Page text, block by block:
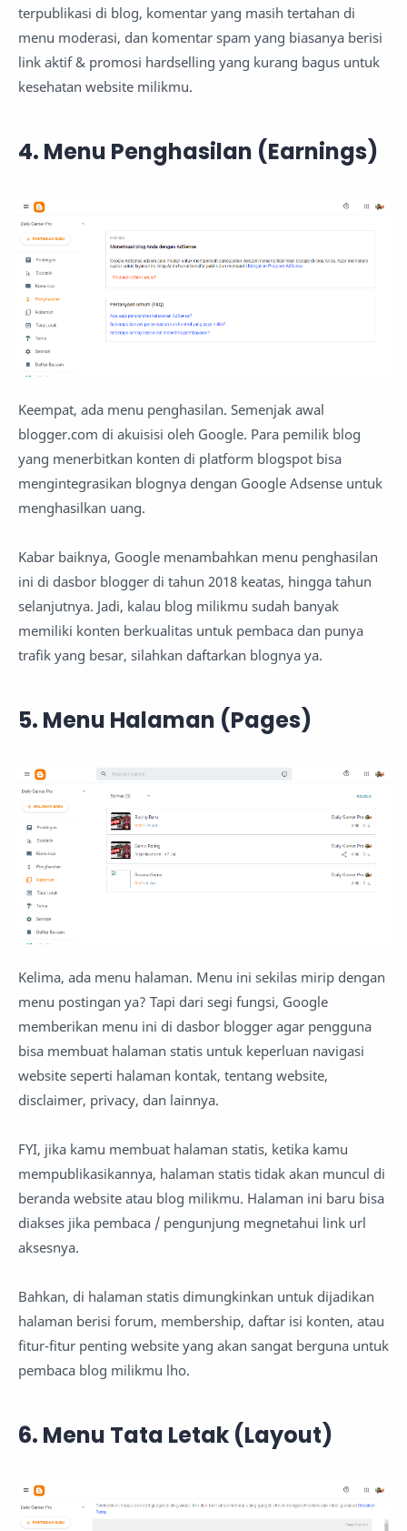
terpublikasi di blog, komentar yang masih tertahan di
menu moderasi, dan komentar spam yang biasanya berisi
link aktif & promosi hardselling yang kurang bagus untuk
kesehatan website milikmu.
4. Menu Penghasilan (Earnings)
Keempat, ada menu penghasilan. Semenjak awal
blogger.com di akuisisi oleh Google. Para pemilik blog
yang menerbitkan konten di platform blogspot bisa
mengintegrasikan blognya dengan Google Adsense untuk
menghasilkan uang.
Kabar baiknya, Google menambahkan menu penghasilan
ini di dasbor blogger di tahun 2018 keatas, hingga tahun
selanjutnya. Jadi, kalau blog milikmu sudah banyak
memiliki konten berkualitas untuk pembaca dan punya
trafik yang besar, silahkan daftarkan blognya ya.
5. Menu Halaman (Pages)
Kelima, ada menu halaman. Menu ini sekilas mirip dengan
menu postingan ya? Tapi dari segi fungsi, Google
memberikan menu ini di dasbor blogger agar pengguna
bisa membuat halaman statis untuk keperluan navigasi
website seperti halaman kontak, tentang website,
disclaimer, privacy, dan lainnya.
FYI, jika kamu membuat halaman statis, ketika kamu
mempublikasikannya, halaman statis tidak akan muncul di
beranda website atau blog milikmu. Halaman ini baru bisa
diakses jika pembaca / pengunjung megnetahui link url
aksesnya.
Bahkan, di halaman statis dimungkinkan untuk dijadikan
halaman berisi forum, membership, daftar isi konten, atau
fitur-fitur penting website yang akan sangat berguna untuk
pembaca blog milikmu lho.
6. Menu Tata Letak (Layout)